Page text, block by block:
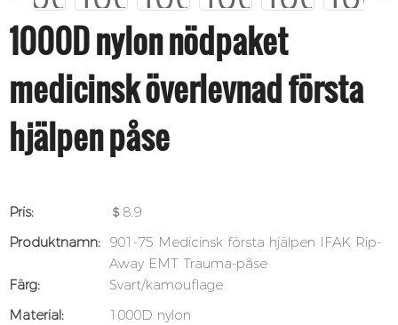
1000D nylon nödpaket
medicinsk överlevnad första
hjälpen påse
Pris:
＄8.9
Produktnamn: 901-75 Medicinsk första hjälpen IFAK Rip-
Away EMT Trauma-påse
Färg:
Svart/kamouflage
Material:
1000D nylon